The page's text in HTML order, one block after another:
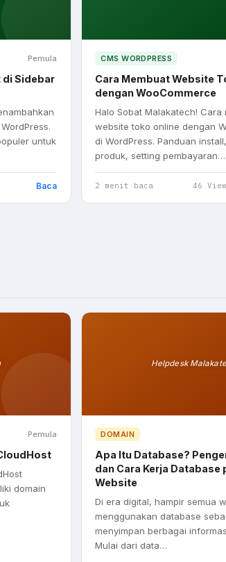
Pemula
di Sidebar
untuk
Baca
CMS WORDPRESS
Cara Membuat Website
dengan WooCommerce
Halo Sobat Malakatech! Cara
website toko online dengan
di WordPress. Panduan
produk, setting pembayaran…
2 menit baca 46
Pemula
domain
Helpdesk
DOMAIN
Apa Itu Database?
dan Cara Kerja Database
Website
Di era digital, hampir semua
menggunakan database
menyimpan berbagai
Mulai dari data…